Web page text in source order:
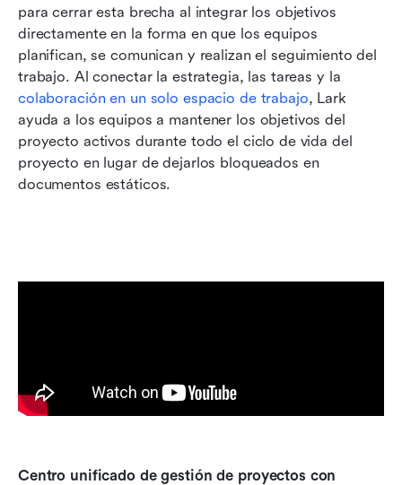
para cerrar esta brecha al integrar los objetivos
directamente en la forma en que los equipos
planifican, se comunican y realizan el seguimiento del
colaboración en un solo espacio de trabajo, Lark
ayuda a los equipos a mantener los objetivos del
proyecto activos durante todo el ciclo de vida del
proyecto en lugar de dejarlos bloqueados en
documentos estáticos.
Centro unificado de gestión de proyectos con